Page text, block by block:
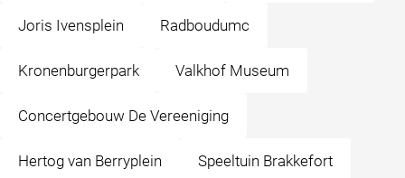
Joris Ivensplein Radboudumc
Kronenburgerpark Valkhof Museum
Concertgebouw De Vereeniging
Hertog van Berryplein Speeltuin Brakkefort